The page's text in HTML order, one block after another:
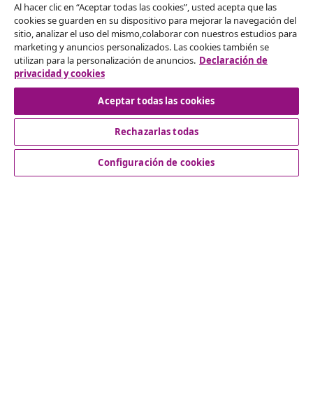
Desistir del contrato
Solicita la cancelación de tu pedido.
Desistir del contrato
Servicio al Cliente
Al hacer clic en “Aceptar todas las cookies”, usted acepta que las
cookies se guarden en su dispositivo para mejorar la navegación del
sitio, analizar el uso del mismo,colaborar con nuestros estudios para
marketing y anuncios personalizados. Las cookies también se
utilizan para la personalización de anuncios. Declaración de
privacidad y cookies
Aceptar todas las cookies
Rechazarlas todas
Configuración de cookies